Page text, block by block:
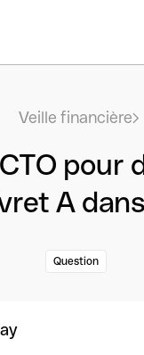
Veille financière
pour
A
Question